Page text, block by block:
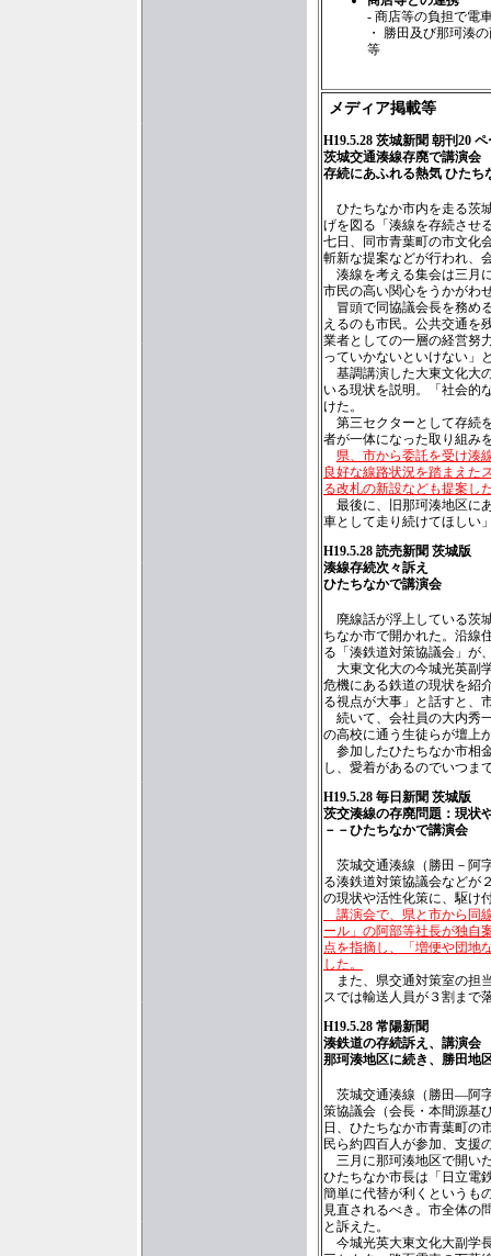
- 商店等の負担で電
・ 勝田及び那珂湊
等
メディア掲載等
H19.5.28 茨城新聞 朝刊20
茨城交通湊線存廃で講演会
存続にあふれる熱気 ひたち
ひたちなか市内を走る茨
げを図る「湊線を存続させ
七日、同市青葉町の市文化
斬新な提案などが行われ、
湊線を考える集会は三月
市民の高い関心をうかがわ
冒頭で同協議会長を務め
えるのも市民。公共交通を
業者としての一層の経営努
っていかないといけない」
基調講演した大東文化大
いる現状を説明。「社会的
けた。
第三セクターとして存続
者が一体になった取り組み
県、市から委託を受け湊
良好な線路状況を踏まえた
る改札の新設なども提案し
最後に、旧那珂湊地区に
車として走り続けてほしい
H19.5.28 読売新聞 茨城版
湊線存続次々訴え
ひたちなかで講演会
廃線話が浮上している茨
ちなか市で開かれた。沿線
る「湊鉄道対策協議会」が
大東文化大の今城光英副
危機にある鉄道の現状を紹
る視点が大事」と話すと、
続いて、会社員の大内秀
の高校に通う生徒らが壇上
参加したひたちなか市相
し、愛着があるのでいつま
H19.5.28 毎日新聞 茨城版
茨交湊線の存廃問題：現状
－－ひたちなかで講演会
茨城交通湊線（勝田－阿
る湊鉄道対策協議会などが
の現状や活性化策に、駆け
講演会で、県と市から同
ール」の阿部等社長が独自
点を指摘し、「増便や団地
した。
また、県交通対策室の担
スでは輸送人員が３割まで
H19.5.28 常陽新聞
湊鉄道の存続訴え、講演会
那珂湊地区に続き、勝田地
茨城交通湊線（勝田―阿
策協議会（会長・本間源基
日、ひたちなか市青葉町の
民ら約四百人が参加、支援
三月に那珂湊地区で開い
ひたちなか市長は「日立電
簡単に代替が利くというも
見直されるべき。市全体の
と訴えた。
今城光英大東文化大副学